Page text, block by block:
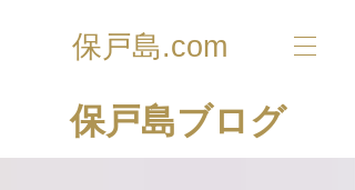
保戸島.com
​保戸島ブログ